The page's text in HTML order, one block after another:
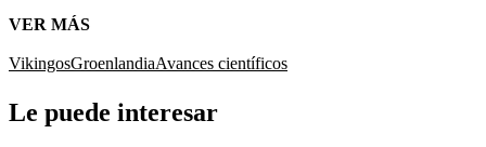
VER MÁS
VikingosGroenlandiaAvances científicos
Le puede interesar